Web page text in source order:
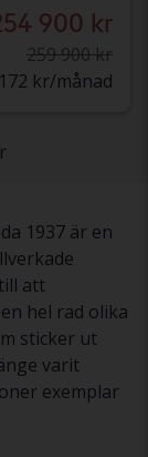
900 kr
259 900 kr
kr/månad
1937 är en
att
hel rad olika
sticker ut
varit
exemplar